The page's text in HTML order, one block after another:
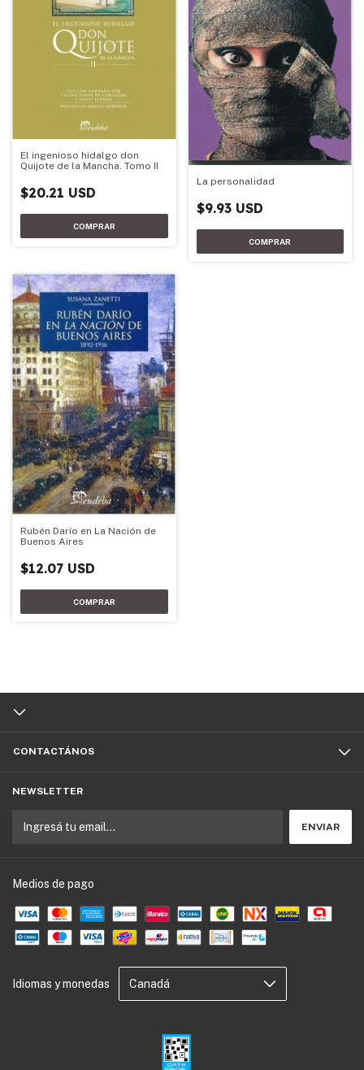
El ingenioso hidalgo don
Quijote de la Mancha. Tomo II
$20.21 USD
La personalidad
$9.93 USD
Rubén Darío en La Nación de
Buenos Aires
$12.07 USD
CONTACTÁNOS
NEWSLETTER
Medios de pago
Idiomas y monedas